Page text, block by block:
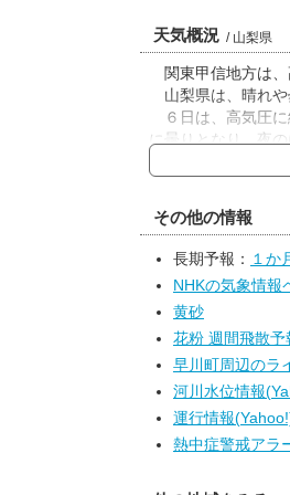
天気概況 / 山梨県
関東甲信地方は、
山梨県は、晴れや
６日は、高気圧に
に曇りとなり、夜
った激しい雨の降
その他の情報
長期予報： １か
NHKの気象情報
黄砂
花粉 週間飛散
早川町周辺のラ
河川水位情報
運行情報
熱中症警戒アラ